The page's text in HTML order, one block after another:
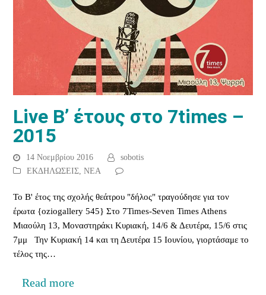
Live Β’ έτους στο 7times –
2015
14 Νοεμβρίου 2016
sobotis
ΕΚΔΗΛΩΣΕΙΣ ,ΝΕΑ
Το Β' έτος της σχολής θεάτρου "δήλος" τραγούδησε για τον
έρωτα {oziogallery 545} Στο 7Times-Seven Times Athens
Μιαούλη 13, Μοναστηράκι Κυριακή, 14/6 & Δευτέρα, 15/6 στις
7μμ Την Κυριακή 14 και τη Δευτέρα 15 Ιουνίου, γιορτάσαμε το
τέλος της…
Read more